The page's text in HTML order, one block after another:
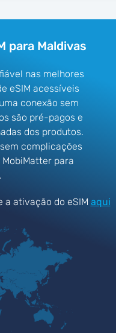
para Maldivas
nas melhores
eSIM acessíveis
conexão sem
são pré-pagos e
dos produtos.
complicações
para
a ativação do eSIM aqui